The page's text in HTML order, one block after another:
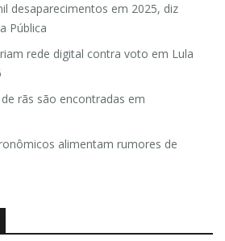
desaparecimentos em 2025, diz
Pública
rede digital contra voto em Lula
rãs são encontradas em
alimentam rumores de